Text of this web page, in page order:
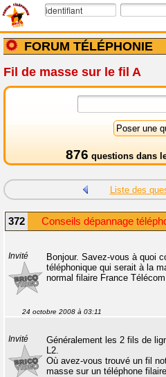
FORUM TÉLÉPHONIE
Fil de masse sur le fil A
876 questions dans
Liste des
372 Conseils dépannage
Invité
Bonjour. Savez-vous à quoi
téléphonique qui serait à la
normal filaire France
24 octobre 2008 à 03:11
Invité
Généralement les 2 fils de
L2.
Où avez-vous trouvé un fil
masse sur un téléphone